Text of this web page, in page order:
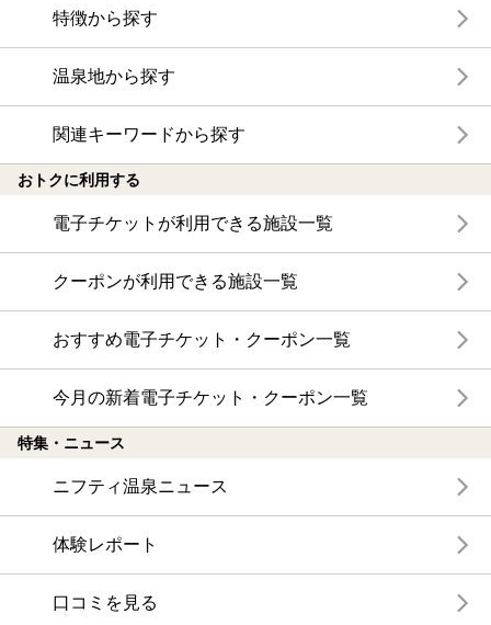
特徴から探す
温泉地から探す
関連キーワードから探す
おトクに利用する
電子チケットが利用できる施設一覧
クーポンが利用できる施設一覧
おすすめ電子チケット・クーポン一覧
今月の新着電子チケット・クーポン一覧
特集・ニュース
ニフティ温泉ニュース
体験レポート
口コミを見る